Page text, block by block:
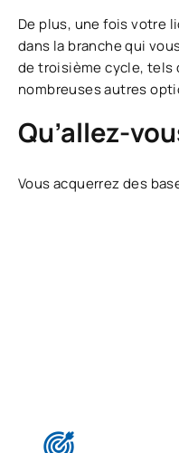
De plus, une fois votre
dans la branche qui
de troisième cycle, tels
nombreuses autres
Qu’allez-
Vous acquerrez des